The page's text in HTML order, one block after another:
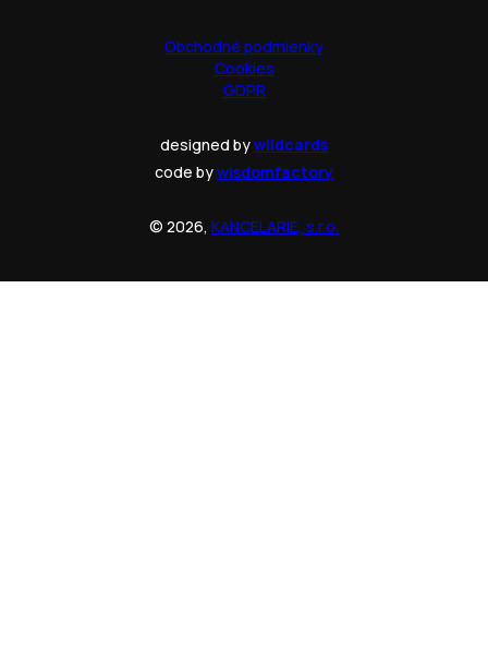
Obchodné podmienky
Cookies
GDPR
designed bywildcards
code bywisdomfactory
© 2026, KANCELARIE, s.r.o.